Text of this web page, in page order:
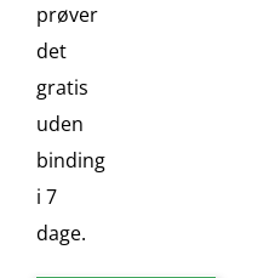
prøver
det
gratis
uden
binding
i 7
dage.